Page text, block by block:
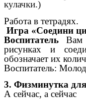
кулачки.)
Работа в тетрадях.
Игра «Соедини
Воспитатель Вам
рисунках и
обозначает их
Воспитатель:
3. Физминутка
А сейчас, а сейчас